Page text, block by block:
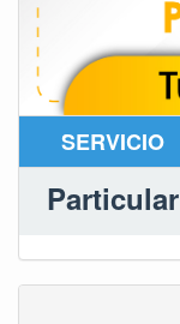
SERVICIO
Particular